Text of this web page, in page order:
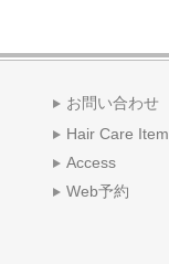
お問い合わせ
Hair Care Item
Access
Web予約